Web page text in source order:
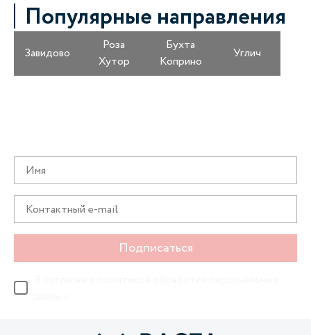
Популярные направления
Завидово
Роза
Хутор
Бухта
Коприно
Углич
Подписаться